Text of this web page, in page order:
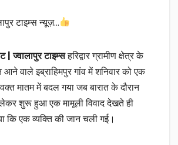
टाइम्स न्यूज़…
| ज्वालापुर टाइम्सहरिद्वार ग्रामीण क्षेत्र के
आने वाले इब्राहिमपुर गांव में शनिवार को एक
मातम में बदल गया जब बारात के दौरान
शुरू हुआ एक मामूली विवाद देखते ही
कि एक व्यक्ति की जान चली गई।